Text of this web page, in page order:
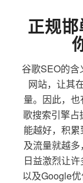
正规
谷歌SEO的
网站，让其
量。因此，
歌搜索引擎占
能越好，积
及流量就越
日益激烈让
以及Google